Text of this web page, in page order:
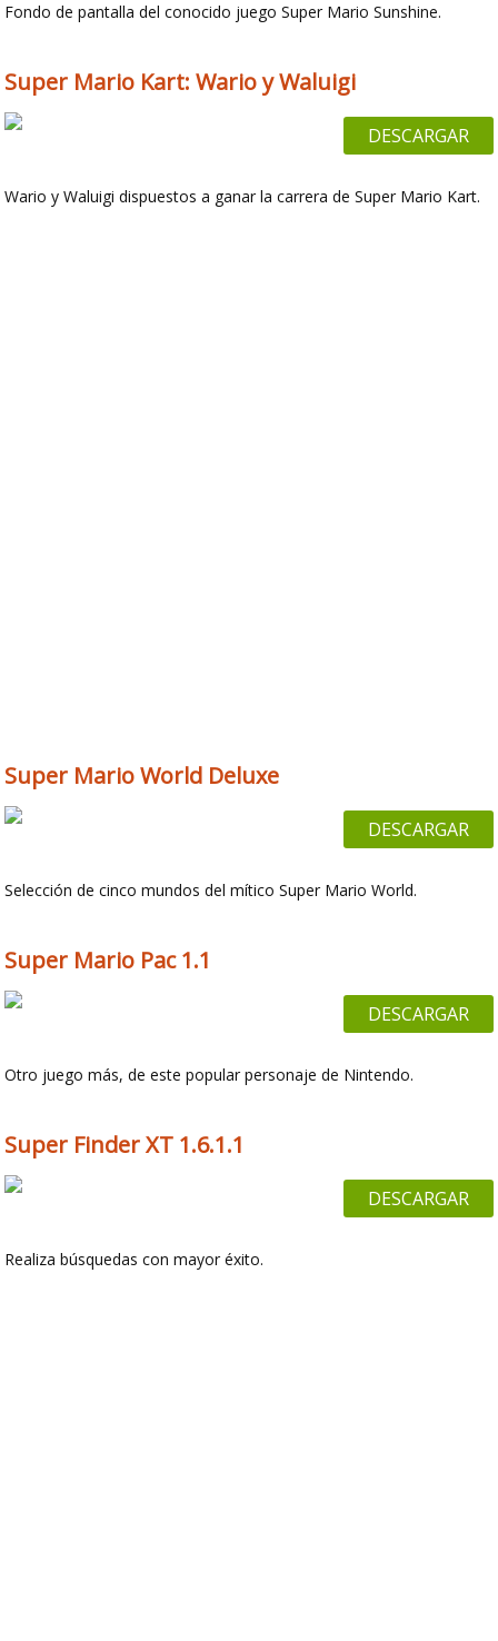
Fondo de pantalla del conocido juego Super Mario Sunshine.
Super Mario Kart: Wario y Waluigi
DESCARGAR
Wario y Waluigi dispuestos a ganar la carrera de Super Mario Kart.
Super Mario World Deluxe
DESCARGAR
Selección de cinco mundos del mítico Super Mario World.
Super Mario Pac 1.1
DESCARGAR
Otro juego más, de este popular personaje de Nintendo.
Super Finder XT 1.6.1.1
DESCARGAR
Realiza búsquedas con mayor éxito.